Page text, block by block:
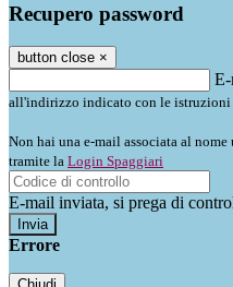
Recupero password
button close ×
all'indirizzo indicato con le istruzioni
Non hai una e-mail associata al
tramite la Login Spaggiari
E-mail inviata, si prega di
Errore